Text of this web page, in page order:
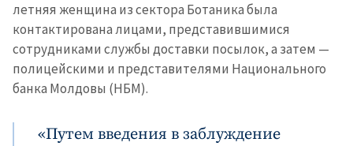
летняя женщина из сектора Ботаника была
контактирована лицами, представившимися
сотрудниками службы доставки посылок, а затем —
полицейскими и представителями Национального
банка Молдовы (НБМ).
«Путем введения в заблуждение